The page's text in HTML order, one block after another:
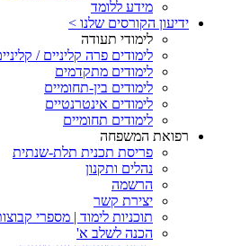
מידע ללומד
ידיעון הקורסים שלנו >
לימודי תעודה
לימודים פרה קליניים /
לימודים מתקדמים
לימודים בין-תחומיים
לימודים אינטרנטיים
לימודים תחומיים
רפואת המשפחה
פריסת תכנית תלת-שנתית
נהלים ותקנון
הרשמה
יצירת קשר
תוכניות לימוד | מספרי
הכנה לשלב א'